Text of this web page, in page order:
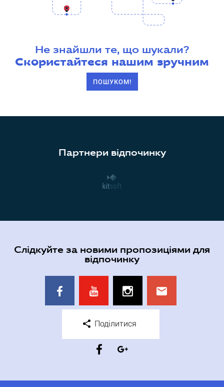
Не знайшли те, що шукали?
Скористайтеся нашим зручним
ПОШУКОМ!
Партнери відпочинку
Слідкуйте за новими пропозиціями для
відпочинку
Поділитися